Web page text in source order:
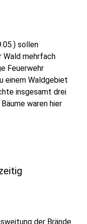
sollen
Wald mehrfach
Feuerwehr
einem Waldgebiet
insgesamt drei
waren hier
der Brände